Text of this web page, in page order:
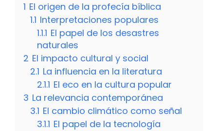
1 El origen de la profecía bíblica
1.1 Interpretaciones populares
1.1.1 El papel de los desastres
naturales
2 El impacto cultural y social
2.1 La influencia en la literatura
2.1.1 El eco en la cultura popular
3 La relevancia contemporánea
3.1 El cambio climático como señal
3.1.1 El papel de la tecnología